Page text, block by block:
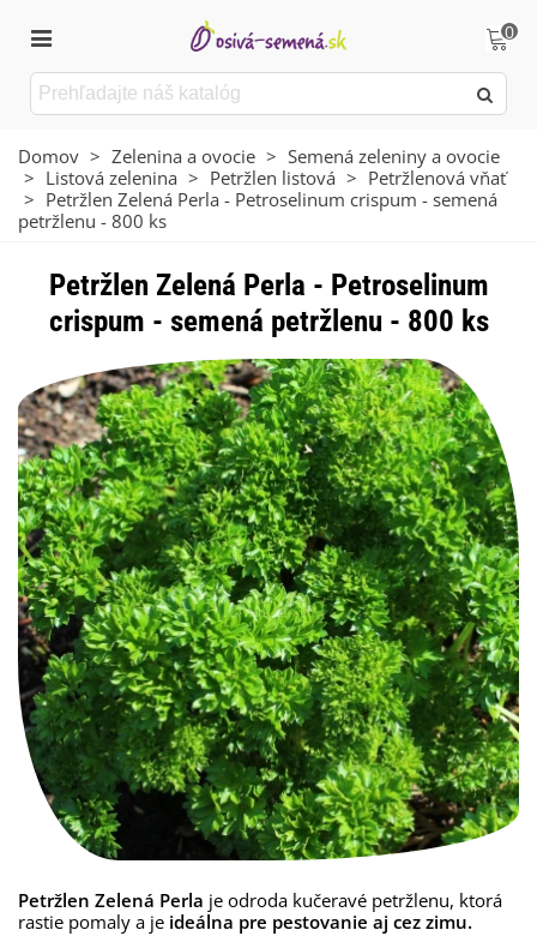
0
Domov > Zelenina a ovocie > Semená zeleniny a ovocie
> Listová zelenina > Petržlen listová > Petržlenová vňať
> Petržlen Zelená Perla - Petroselinum crispum - semená
petržlenu - 800 ks
Petržlen Zelená Perla - Petroselinum
crispum - semená petržlenu - 800 ks
Petržlen Zelená Perla je odroda kučeravé petržlenu, ktorá
rastie pomaly a je ideálna pre pestovanie aj cez zimu.